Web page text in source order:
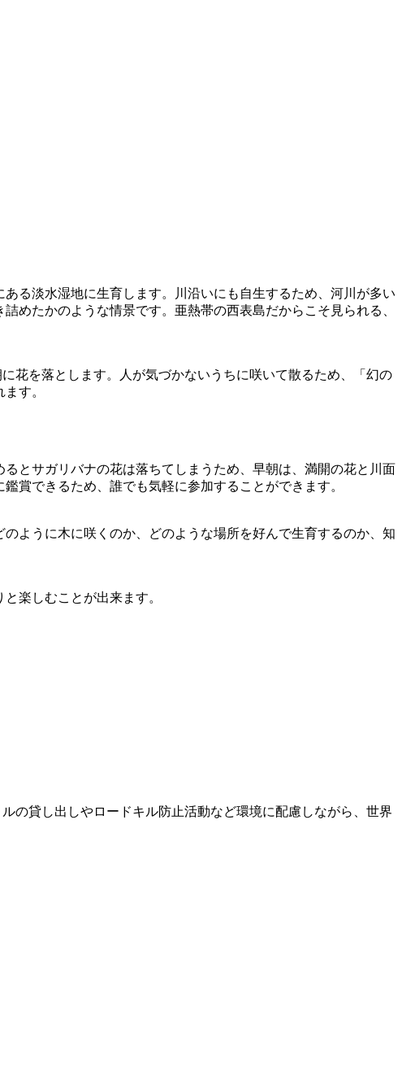
る淡水湿地に生育します。川沿いにも自生するため、河川が多い
めたかのような情景です。亜熱帯の西表島だからこそ見られる、
花を落とします。人が気づかないうちに咲いて散るため、「幻の
す。
とサガリバナの花は落ちてしまうため、早朝は、満開の花と川面
賞できるため、誰でも気軽に参加することができます。
ように木に咲くのか、どのような場所を好んで生育するのか、知
楽しむことが出来ます。
の貸し出しやロードキル防止活動など環境に配慮しながら、世界